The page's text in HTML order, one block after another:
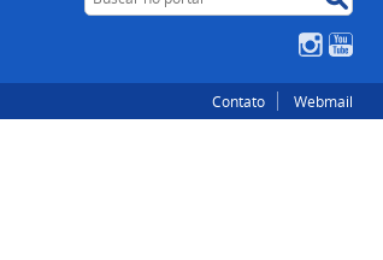
Instagram
Contato Webmail